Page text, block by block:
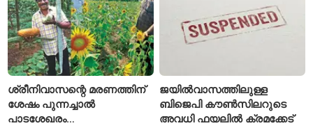
ശ്രീനിവാസന്റെ മരണത്തിന്
ശേഷം പുന്നച്ചാൽ
പാടശേഖരം
ജയിൽവാസത്തിലുള്ള
ബിജെപി കൗൺസിലറുടെ
അവധി ഫയലിൽ ക്രമക്കേട്